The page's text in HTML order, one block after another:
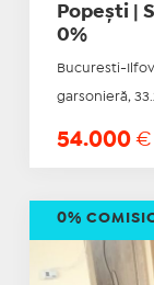
Popești |
0%
Bucuresti-Ilfov
garsonieră,
54.000 €
0%